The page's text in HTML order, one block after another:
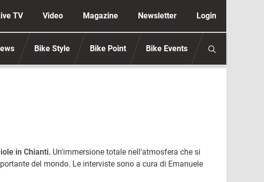
secondaria anonimo
TV Video Magazine Newsletter Login
Bike Style Bike Point Bike Events
in Chianti. Un'immersione totale nell'atmosfera che si
del mondo. Le interviste sono a cura di Emanuele